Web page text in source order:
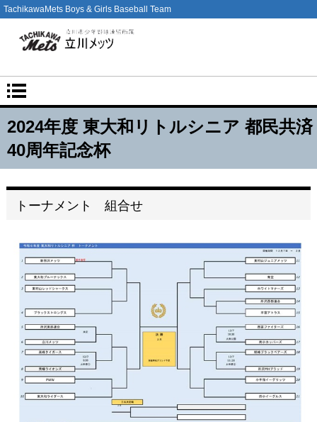
TachikawaMets Boys & Girls Baseball Team
2024年度 東大和リトルシニア 都民共済
40周年記念杯
トーナメント 組合せ